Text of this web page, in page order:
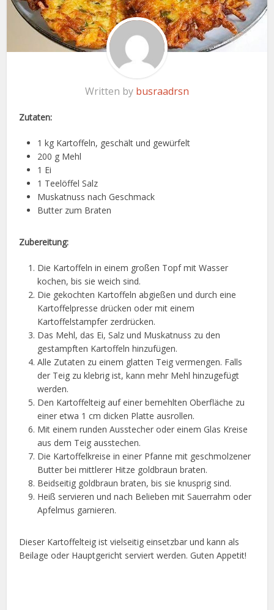
Written by busraadrsn
Zutaten:
1 kg Kartoffeln, geschält und gewürfelt
200 g Mehl
1 Ei
1 Teelöffel Salz
Muskatnuss nach Geschmack
Butter zum Braten
Zubereitung:
Die Kartoffeln in einem großen Topf mit Wasser
kochen, bis sie weich sind.
Die gekochten Kartoffeln abgießen und durch eine
Kartoffelpresse drücken oder mit einem
Kartoffelstampfer zerdrücken.
Das Mehl, das Ei, Salz und Muskatnuss zu den
gestampften Kartoffeln hinzufügen.
Alle Zutaten zu einem glatten Teig vermengen. Falls
der Teig zu klebrig ist, kann mehr Mehl hinzugefügt
werden.
Den Kartoffelteig auf einer bemehlten Oberfläche zu
einer etwa 1 cm dicken Platte ausrollen.
Mit einem runden Ausstecher oder einem Glas Kreise
aus dem Teig ausstechen.
Die Kartoffelkreise in einer Pfanne mit geschmolzener
Butter bei mittlerer Hitze goldbraun braten.
Beidseitig goldbraun braten, bis sie knusprig sind.
Heiß servieren und nach Belieben mit Sauerrahm oder
Apfelmus garnieren.
Dieser Kartoffelteig ist vielseitig einsetzbar und kann als
Beilage oder Hauptgericht serviert werden. Guten Appetit!